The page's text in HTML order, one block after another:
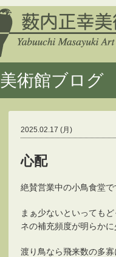
美術館ブログ
2025.02.17 (月)
心配
絶賛営業中の小鳥食堂
まぁ少ないといっても
ネの補充頻度が明らか
渡り鳥なら飛来数の多